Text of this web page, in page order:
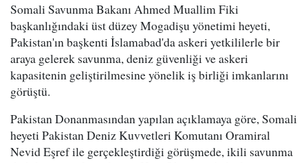
Somali Savunma Bakanı Ahmed Muallim Fiki
başkanlığındaki üst düzey Mogadişu yönetimi heyeti,
Pakistan'ın başkenti İslamabad'da askeri yetkililerle bir
araya gelerek savunma, deniz güvenliği ve askeri
kapasitenin geliştirilmesine yönelik iş birliği imkanlarını
görüştü.
Pakistan Donanmasından yapılan açıklamaya göre, Somali
heyeti Pakistan Deniz Kuvvetleri Komutanı Oramiral
Nevid Eşref ile gerçekleştirdiği görüşmede, ikili savunma